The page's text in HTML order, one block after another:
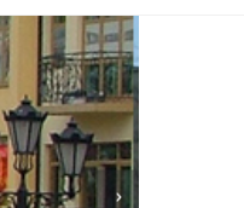
Następny